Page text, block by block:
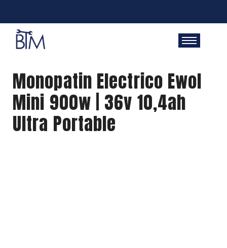
Monopatin Electrico Ewol
Mini 900w | 36v 10,4ah
Ultra Portable